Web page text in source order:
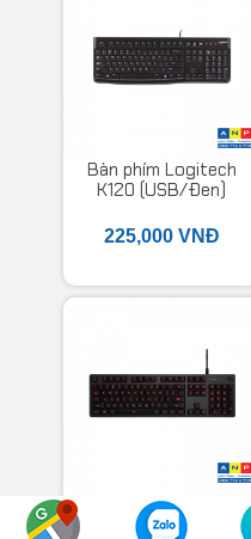
Bàn phím Logitech
K120 (USB/Đen)
225,000 VNĐ
Bàn phím cơ Logitech
G413 Carbon